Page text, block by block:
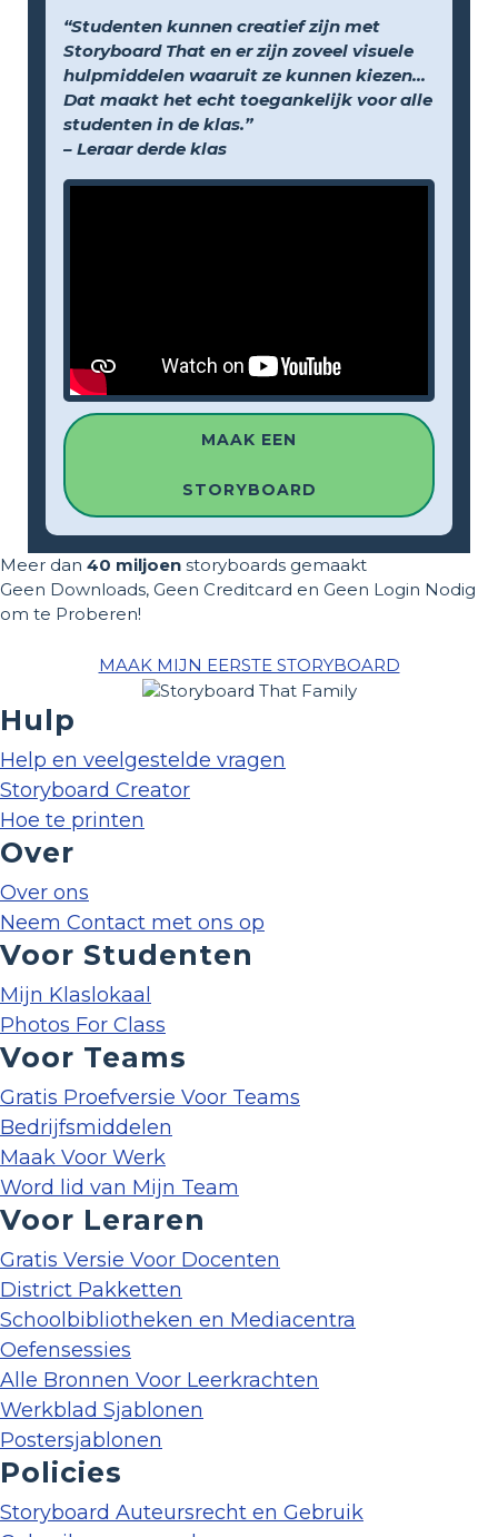
“Studenten kunnen creatief zijn met
Storyboard That en er zijn zoveel visuele
hulpmiddelen waaruit ze kunnen kiezen...
Dat maakt het echt toegankelijk voor alle
studenten in de klas.”
– Leraar derde klas
MAAK EEN
STORYBOARD
Meer dan 40 miljoen storyboards gemaakt
Geen Downloads, Geen Creditcard en Geen Login Nodig
om te Proberen!
MAAK MIJN EERSTE STORYBOARD
Hulp
Help en veelgestelde vragen
Storyboard Creator
Hoe te printen
Over
Over ons
Neem Contact met ons op
Voor Studenten
Mijn Klaslokaal
Photos For Class
Voor Teams
Gratis Proefversie Voor Teams
Bedrijfsmiddelen
Maak Voor Werk
Word lid van Mijn Team
Voor Leraren
Gratis Versie Voor Docenten
District Pakketten
Schoolbibliotheken en Mediacentra
Oefensessies
Alle Bronnen Voor Leerkrachten
Werkblad Sjablonen
Postersjablonen
Policies
Storyboard Auteursrecht en Gebruik